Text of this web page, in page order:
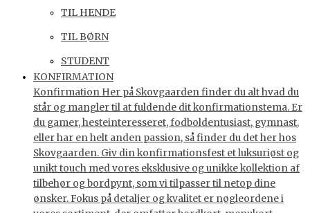
TIL HENDE
TIL BØRN
STUDENT
KONFIRMATION
Konfirmation Her på Skovgaarden finder du alt hvad du
står og mangler til at fuldende dit konfirmationstema. Er
du gamer, hesteinteresseret, fodboldentusiast, gymnast,
eller har en helt anden passion, så finder du det her hos
Skovgaarden. Giv din konfirmationsfest et luksuriøst og
unikt touch med vores eksklusive og unikke kollektion af
tilbehør og bordpynt, som vi tilpasser til netop dine
ønsker. Fokus på detaljer og kvalitet er nøgleordene i